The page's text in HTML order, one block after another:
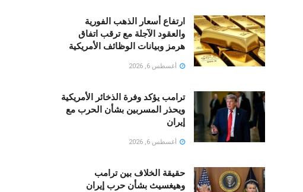
ارتفاع أسعار الذهب الفورية
والعقود الآجلة مع ترقب اتفاق
هرمز وبيانات الوظائف الأمريكية
أغسطس 6, 2026
ترامب يؤكد وفرة الذخائر الأمريكية
ويحذر المسربين بشأن الحرب مع
إيران
أغسطس 6, 2026
حقيقة الخلاف بين ترامب
وهيغسيث بشأن حرب إيران